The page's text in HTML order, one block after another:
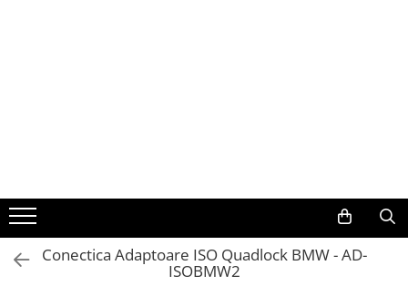
Volkswagen
Audi
Conectica Adaptoare ISO Quadlock BMW - AD-
ISOBMW2